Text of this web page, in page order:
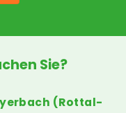
Sie?
(Rottal-